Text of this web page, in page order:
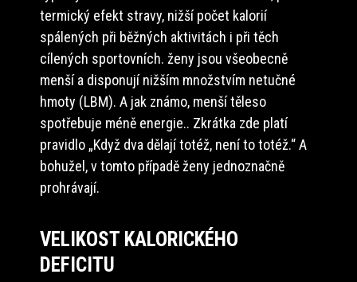
termický efekt stravy, nižší počet kalorií
spálených při běžných aktivitách i při těch
cílených sportovních. ženy jsou všeobecně
menší a disponují nižším množstvím netučné
hmoty (LBM). A jak známo, menší těleso
spotřebuje méně energie.. Zkrátka zde platí
pravidlo „Když dva dělají totéž, není to totéž.“ A
bohužel, v tomto případě ženy jednoznačně
prohrávají.
VELIKOST KALORICKÉHO
DEFICITU